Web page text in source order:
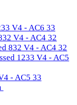
V4 - AC6 33
V4 - AC4 32
832 V4 - AC4 32
1233 V4 - AC5
- AC5 33